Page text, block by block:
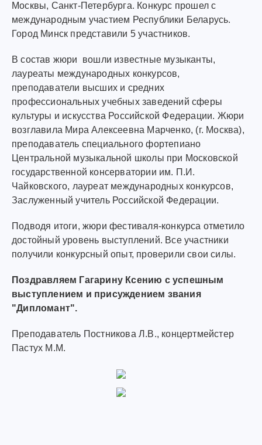
Москвы, Санкт-Петербурга. Конкурс прошел с
международным участием Республики Беларусь.
Город Минск представили 5 участников.
В состав жюри вошли известные музыканты,
лауреаты международных конкурсов,
преподаватели высших и средних
профессиональных учебных заведений сферы
культуры и искусства Российской Федерации. Жюри
возглавила Мира Алексеевна Марченко, (г. Москва),
преподаватель специального фортепиано
Центральной музыкальной школы при Московской
государственной консерватории им. П.И.
Чайковского, лауреат международных конкурсов,
Заслуженный учитель Российской Федерации.
Подводя итоги, жюри фестиваля-конкурса отметило
достойный уровень выступлений. Все участники
получили конкурсный опыт, проверили свои силы.
Поздравляем Гагарину Ксению с успешным
выступлением и присуждением звания
"Дипломант".
Преподаватель Постникова Л.В., концертмейстер
Пастух М.М.